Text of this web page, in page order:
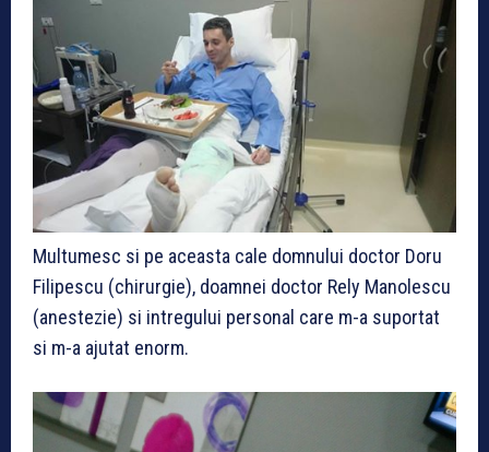
Multumesc si pe aceasta cale domnului doctor Doru
Filipescu (chirurgie), doamnei doctor Rely Manolescu
(anestezie) si intregului personal care m-a suportat
si m-a ajutat enorm.